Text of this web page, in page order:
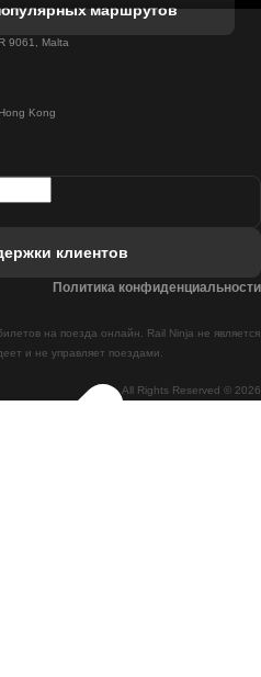
- Лагос
- Мадрид
- Брага
- Лиссабон
маршрутов
9061, Malta
Kong
All Rights Reserved © 2026
на поезда онлайн. Rail Ninja не является
и не управляет поездами.
клиентов
Политика конфиденциальности